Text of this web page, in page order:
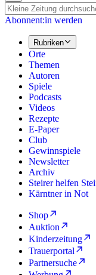
Abonnent:in werden
Rubriken
Orte
Themen
Autoren
Spiele
Podcasts
Videos
Rezepte
E-Paper
Club
Gewinnspiele
Newsletter
Archiv
Steirer helfen
Kärntner in Not
Shop
Auktion
Kinderzeitung
Trauerportal
Partnersuche